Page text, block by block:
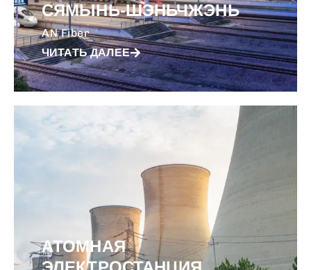
СЯМЫНЬ-ШЭНЬЧЖЭНЬ
AN Fiber
ЧИТАТЬ ДАЛЕЕ
АТОМНАЯ